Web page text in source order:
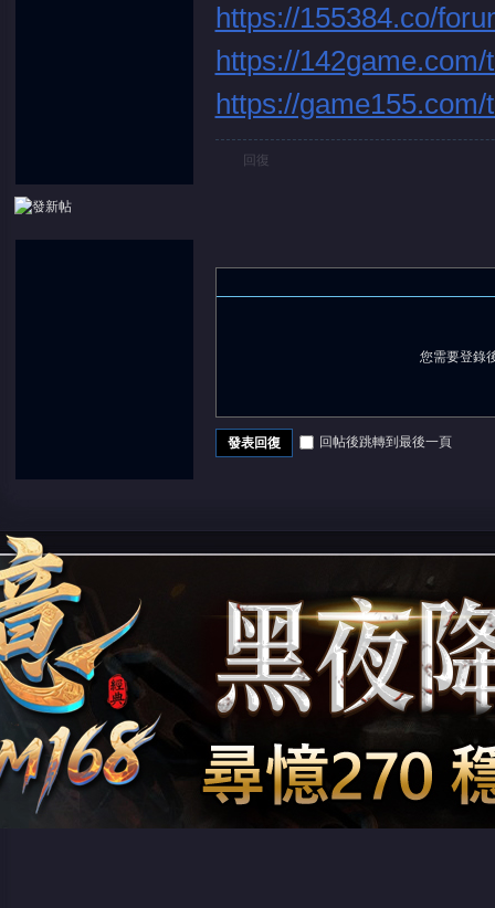
https://155384.co/
https://
https://
回復
您需要登錄
發表回復 回帖後跳轉到最後一頁